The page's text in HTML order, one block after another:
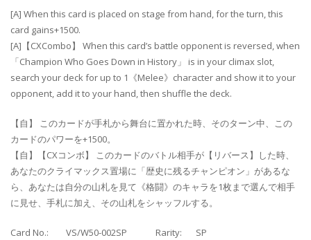
[A] When this card is placed on stage from hand, for the turn, this
card gains+1500.
[A]【CXCombo】 When this card’s battle opponent is reversed, when
「Champion Who Goes Down in History」 is in your climax slot,
search your deck for up to 1《Melee》character and show it to your
opponent, add it to your hand, then shuffle the deck.
【自】 このカードが手札から舞台に置かれた時、そのターン中、この
カードのパワーを+1500。
【自】【CXコンボ】 このカードのバトル相手が【リバース】した時、
あなたのクライマックス置場に「歴史に残るチャンピオン」があるな
ら、あなたは自分の山札を見て《格闘》のキャラを1枚まで選んで相手
に見せ、手札に加え、その山札をシャッフルする。
Card No.: VS/W50-002SP Rarity:
SP